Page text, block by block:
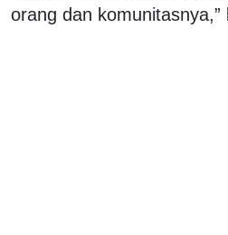
orang dan komunitasnya,”